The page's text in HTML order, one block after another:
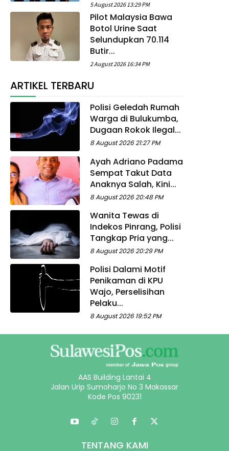
5 August 2026 13:29 PM
Pilot Malaysia Bawa
Botol Urine Saat
Selundupkan 70.114
Butir...
2 August 2026 16:34 PM
ARTIKEL TERBARU
Polisi Geledah Rumah
Warga di Bulukumba,
Dugaan Rokok Ilegal...
8 August 2026 21:27 PM
Ayah Adriano Padama
Sempat Takut Data
Anaknya Salah, Kini...
8 August 2026 20:48 PM
Wanita Tewas di
Indekos Pinrang, Polisi
Tangkap Pria yang...
8 August 2026 20:29 PM
Polisi Dalami Motif
Penikaman di KPU
Wajo, Perselisihan
Pelaku...
8 August 2026 19:52 PM
AAS Building Lantai 4
Jalan Urip Sumoharjo No 3 Makassar
Kode Pos 90231
TENTANG KAMI